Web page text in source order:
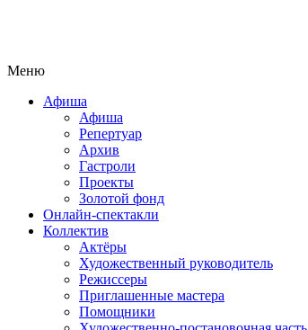
Меню
Афиша
Афиша
Репертуар
Архив
Гастроли
Проекты
Золотой фонд
Онлайн-спектакли
Коллектив
Актёры
Художественный руководитель
Режиссеры
Приглашенные мастера
Помощники